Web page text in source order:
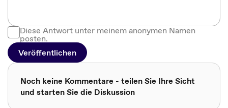
Diese Antwort unter meinem anonymen Namen
posten.
Veröffentlichen
Noch keine Kommentare - teilen Sie Ihre Sicht
und starten Sie die Diskussion